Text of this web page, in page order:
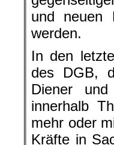
und neuen
werden.
In den
des DGB,
Diener
innerhalb
mehr oder
Kräfte in